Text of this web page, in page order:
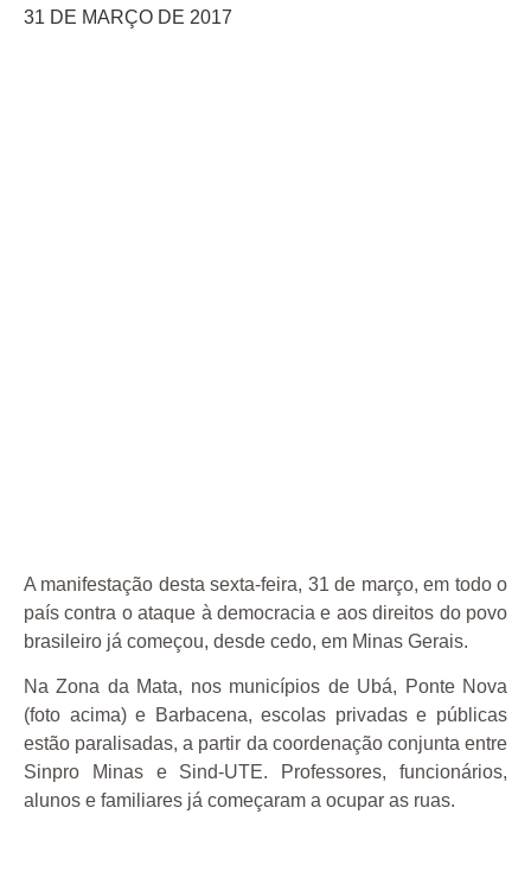
31 DE MARÇO DE 2017
A manifestação desta sexta-feira, 31 de março, em todo o
país contra o ataque à democracia e aos direitos do povo
brasileiro já começou, desde cedo, em Minas Gerais.
Na Zona da Mata, nos municípios de Ubá, Ponte Nova
(foto acima) e Barbacena, escolas privadas e públicas
estão paralisadas, a partir da coordenação conjunta entre
Sinpro Minas e Sind-UTE. Professores, funcionários,
alunos e familiares já começaram a ocupar as ruas.